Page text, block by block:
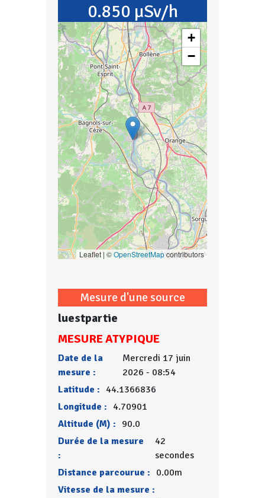
0.850 µSv/h
+
−
Leaflet | ©OpenStreetMapcontributors
Mesure d'une source
luestpartie
MESURE ATYPIQUE
Date de la
mesure :
Mercredi 17 juin
2026 - 08:54
Latitude : 44.1366836
Longitude : 4.70901
Altitude (M) : 90.0
Durée de la mesure
:
42
secondes
Distance parcourue : 0.00m
Vitesse de la mesure :